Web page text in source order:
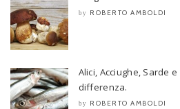
by ROBERTO AMBOLDI
Alici, Acciughe, Sarde
differenza.
by ROBERTO AMBOLDI